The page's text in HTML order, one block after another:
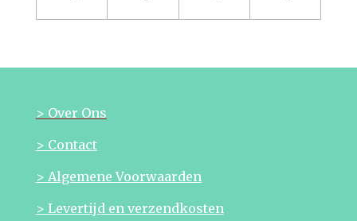
> Over Ons
> Contact
> Algemene Voorwaarden
> Levertijd en verzendkosten